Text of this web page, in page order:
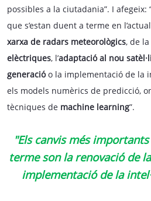
possibles a la ciutadania”. I afegeix:
que s’estan duent a terme en
xarxa de radars meteorològics, de la
elèctriques, l’adaptació al nou
generacióo la implementació de la
els models numèrics de predicció,
tècniques de machine learning”.
"Els canvis més
terme son la renovació de
implementació de la